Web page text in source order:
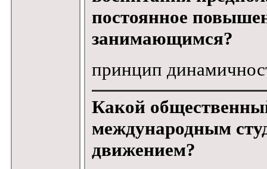
постоянное
занимающимся?
принцип
Какой
международным
движением?